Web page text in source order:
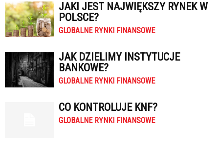
JAKI JEST NAJWIĘKSZY RYNEK W
POLSCE?
GLOBALNE RYNKI FINANSOWE
JAK DZIELIMY INSTYTUCJE
BANKOWE?
GLOBALNE RYNKI FINANSOWE
CO KONTROLUJE KNF?
GLOBALNE RYNKI FINANSOWE